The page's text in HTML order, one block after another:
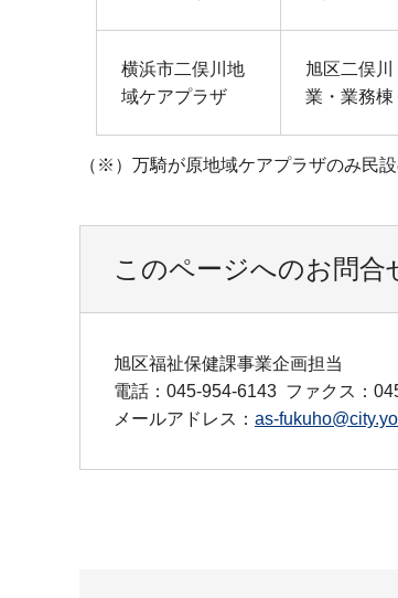
横浜市二俣川地
域ケアプラザ
旭区二俣川
業・業務棟
（※）万騎が原地域ケアプラザのみ民
このページへのお問合
旭区福祉保健課事業企画担当
電話：045-954-6143 ファクス：
メールアドレス： as-